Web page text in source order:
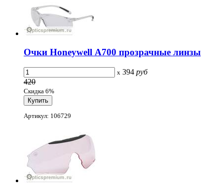
Очки Honeywell А700 прозрачные линзы
x 394 руб
420
Скидка 6%
Артикул: 106729